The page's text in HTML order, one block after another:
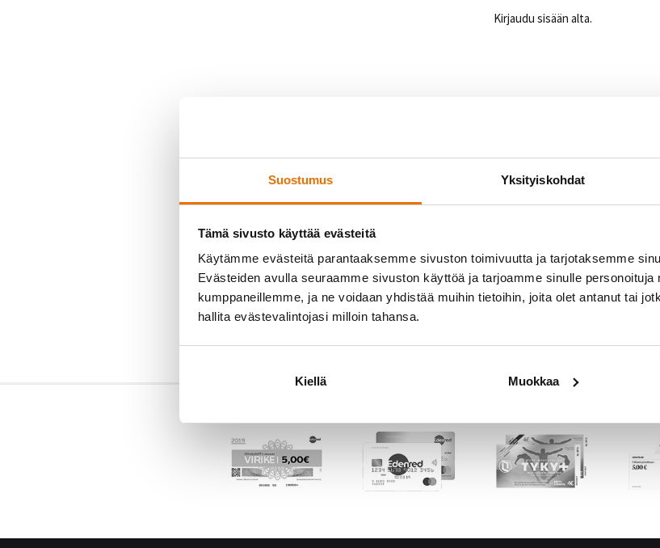
Suostumus Yksityiskohdat
Tämä sivusto käyttää evästeitä
Käytämme evästeitä parantaaksemme sivuston toimivuutta ja tarjotaksemme
Evästeiden avulla seuraamme sivuston käyttöä ja tarjoamme sinulle
kumppaneillemme, ja ne voidaan yhdistää muihin tietoihin, joita olet antanut tai
hallita evästevalintojasi milloin tahansa.
Kiellä Muokkaa
Kirjaudu sisään alta.
Muista minut